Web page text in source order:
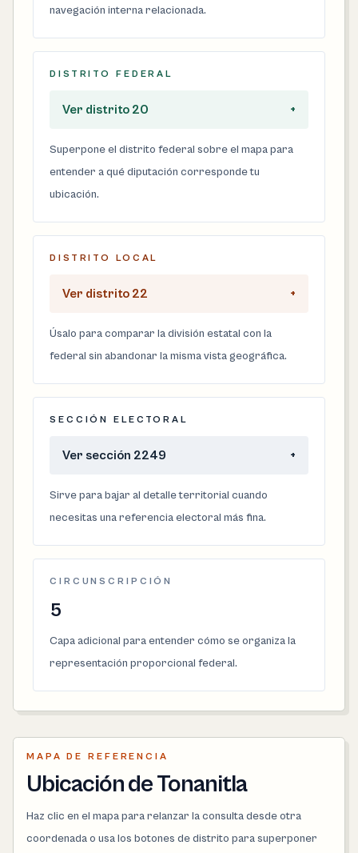
navegación interna relacionada.
DISTRITO FEDERAL
Ver distrito 20 +
Superpone el distrito federal sobre el mapa para
entender a qué diputación corresponde tu
ubicación.
DISTRITO LOCAL
Ver distrito 22 +
Úsalo para comparar la división estatal con la
federal sin abandonar la misma vista geográfica.
SECCIÓN ELECTORAL
Ver sección 2249 +
Sirve para bajar al detalle territorial cuando
necesitas una referencia electoral más fina.
CIRCUNSCRIPCIÓN
5
Capa adicional para entender cómo se organiza la
representación proporcional federal.
MAPA DE REFERENCIA
Ubicación de Tonanitla
Haz clic en el mapa para relanzar la consulta desde otra
coordenada o usa los botones de distrito para superponer